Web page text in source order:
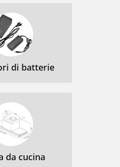
di batterie
da cucina